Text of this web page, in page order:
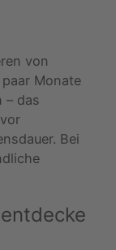
von
Monate
– das
Bei